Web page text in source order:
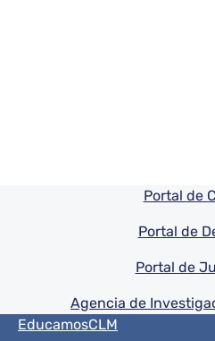
Pie de paginaPortal de
Portal de
Portal de
Agencia de
Menú del pie
EducamosCLM